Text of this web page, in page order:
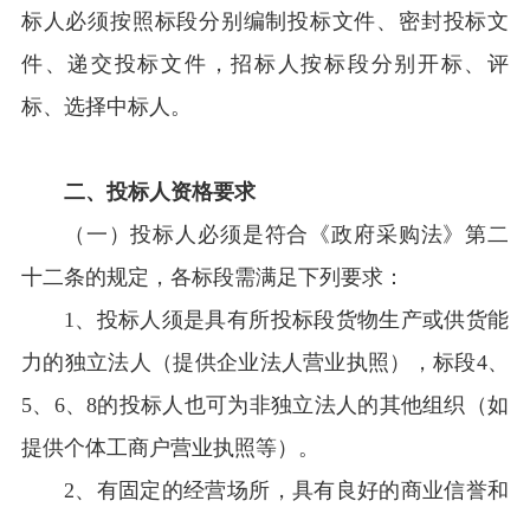
标人必须按照标段分别编制投标文件、密封投标文
件、递交投标文件，招标人按标段分别开标、评
标、选择中标人。
二、投标人资格要求
（一）投标人必须是符合《政府采购法》第二
十二条的规定，各标段需满足下列要求：
1、投标人须是具有所投标段货物生产或供货能
力的独立法人（提供企业法人营业执照），标段4、
5、6、8的投标人也可为非独立法人的其他组织（如
提供个体工商户营业执照等）。
2、有固定的经营场所，具有良好的商业信誉和